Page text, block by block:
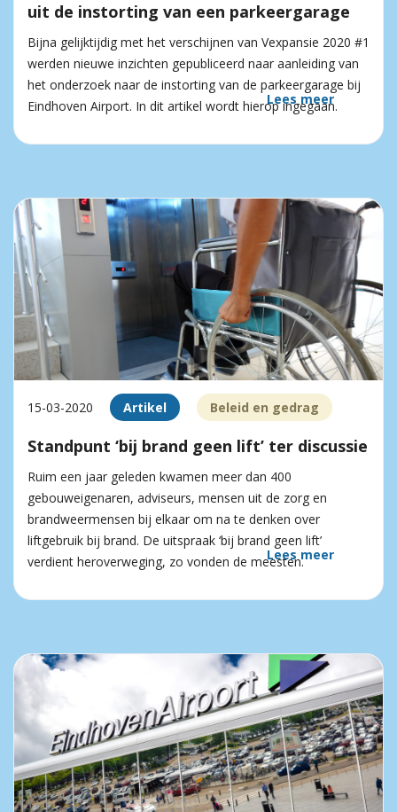
uit de instorting van een parkeergarage
Bijna gelijktijdig met het verschijnen van Vexpansie 2020 #1
werden nieuwe inzichten gepubliceerd naar aanleiding van
het onderzoek naar de instorting van de parkeergarage bij
Eindhoven Airport. In dit artikel wordt hierop ingegaan.
Lees meer
15-03-2020 Artikel Beleid en gedrag
Standpunt ‘bij brand geen lift’ ter discussie
Ruim een jaar geleden kwamen meer dan 400
gebouweigenaren, adviseurs, mensen uit de zorg en
brandweermensen bij elkaar om na te denken over
liftgebruik bij brand. De uitspraak ‘bij brand geen lift’
verdient heroverweging, zo vonden de meesten.
Lees meer